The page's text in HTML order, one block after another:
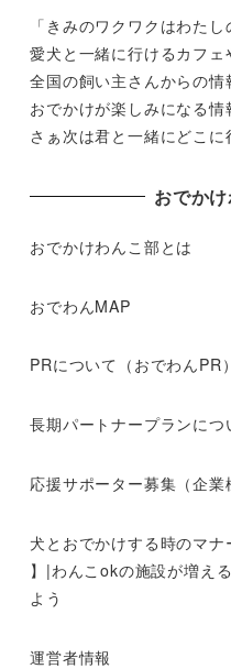
「きみのワクワクはわたし
愛犬と一緒に行けるカフ
全国の飼い主さんからの情
おでかけが楽しみになる情
さぁ次は君と一緒にどこに
おでか
おでかけわんこ部とは
おでわんMAP
PRについて（おでわんPR）
長期パートナープランにつ
応援サポーター募集（企業
犬とおでかけする時のマ
】|わんこokの施設が増え
よう
運営者情報